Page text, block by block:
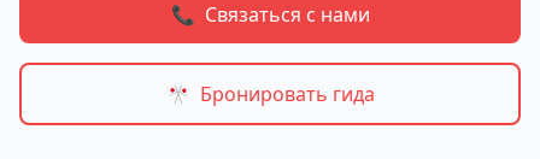
📞 Связаться с нами
🎌 Бронировать гида